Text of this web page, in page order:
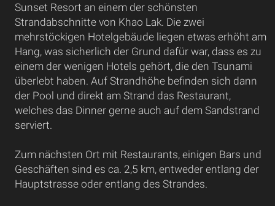
Sunset Resort an einem der schönsten
Strandabschnitte von Khao Lak. Die zwei
mehrstöckigen Hotelgebäude liegen etwas erhöht am
Hang, was sicherlich der Grund dafür war, dass es zu
einem der wenigen Hotels gehört, die den Tsunami
überlebt haben. Auf Strandhöhe befinden sich dann
der Pool und direkt am Strand das Restaurant,
welches das Dinner gerne auch auf dem Sandstrand
serviert.
Zum nächsten Ort mit Restaurants, einigen Bars und
Geschäften sind es ca. 2,5 km, entweder entlang der
Hauptstrasse oder entlang des Strandes.